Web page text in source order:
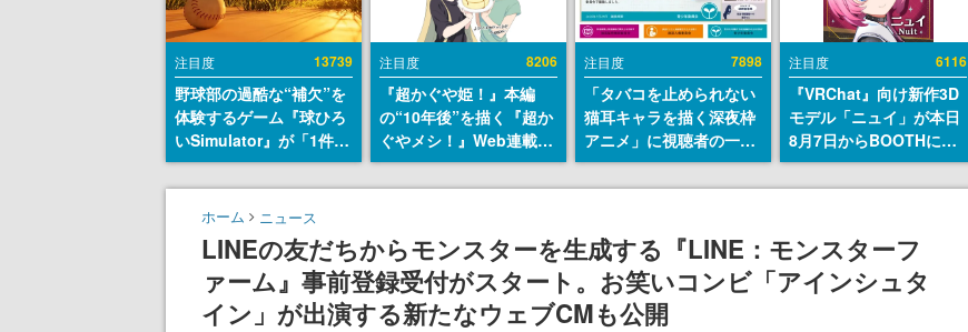
注目度 13739
野球部の過酷な“補欠”を
体験するゲーム『球ひろ
いSimulator』が「1件」
のウィッシュリストをも
とにチェコ語に対応し
SNSで話題に。『キング
ダム・カム』開発元やチ
ェコのプロ野球選手から
称賛の声
注目度 8206
『超かぐや姫！』本編
の“10年後”を描く『超か
ぐやメシ！』Web連載決
定。新たなWebマンガレ
ーベル「ビビビコミッ
タート、あのお話には…
まだ続きがある！
注目度 7898
「タバコを止められない
猫耳キャラを描く深夜枠
アニメ」に視聴者の一部
から批判意見。違法薬物
の使用と思しき描写も含
注目度 6116
『VRChat』向け新作3D
モデル「ニュイ」が本日
8月7日からBOOTHにて
発売。瞳に光る星や感情
豊かな表情が、小悪魔か
ホーム ニュース
LINEの友だちからモンスターを生成する『LINE：モンスターフ
ァーム』事前登録受付がスタート。お笑いコンビ「アインシュタ
イン」が出演する新たなウェブCMも公開